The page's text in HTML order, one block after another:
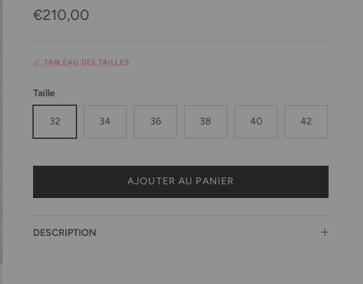
Prix habituel
€210,00
📏 TABLEAU DES TAILLES
Taille
32 34 36 38 40 42
AJOUTER AU PANIER
DESCRIPTION